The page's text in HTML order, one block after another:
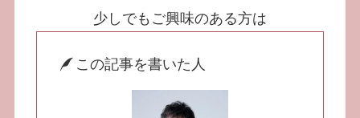
少しでもご興味のある方は
この記事を書いた人